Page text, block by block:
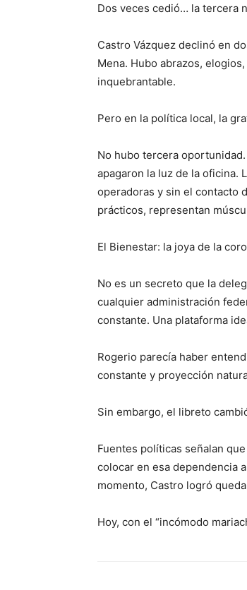
Dos veces cedió… la tercera
Castro Vázquez declinó en
Mena. Hubo abrazos,
inquebrantable.
Pero en la política local, la
No hubo tercera
apagaron la luz de la oficina.
operadoras y sin el contacto
prácticos, representan
El Bienestar: la joya de la
No es un secreto que la
cualquier administración
constante. Una plataforma
Rogerio parecía haber
constante y proyección
Sin embargo, el libreto
Fuentes políticas señalan
colocar en esa dependencia
momento, Castro logró
Hoy, con el “incómodo